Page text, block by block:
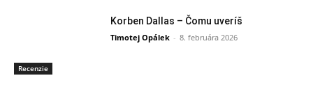
Recenzie
Korben Dallas – Čomu uveríš
Timotej Opálek - 8. februára 2026